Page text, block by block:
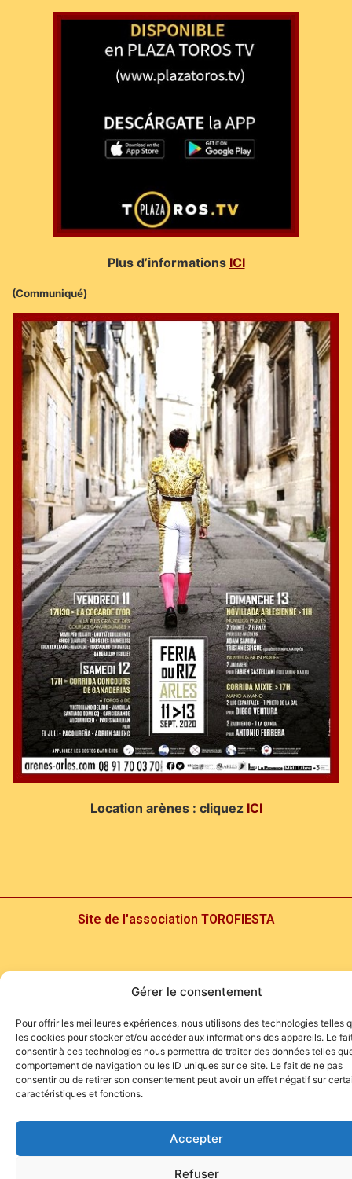
Gérer le consentement
Pour offrir les meilleures expériences, nous utilisons des technologies telles
les cookies pour stocker et/ou accéder aux informations des appareils. Le
consentir à ces technologies nous permettra de traiter des données telles
comportement de navigation ou les ID uniques sur ce site. Le fait de ne pas
consentir ou de retirer son consentement peut avoir un effet négatif sur
caractéristiques et fonctions.
Accepter
Refuser
Plus d’informations ICI
(Communiqué)
Location arènes : cliquez ICI
Site de l'association TOROFIESTA